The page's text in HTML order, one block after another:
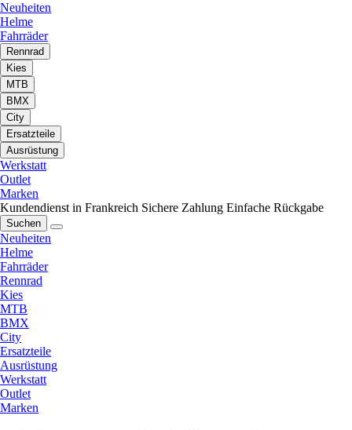
Neuheiten
Helme
Fahrräder
Rennrad
Kies
MTB
BMX
City
Ersatzteile
Ausrüstung
Werkstatt
Outlet
Marken
Kundendienst in Frankreich Sichere Zahlung Einfache Rückgabe
Suchen
Neuheiten
Helme
Fahrräder
Rennrad
Kies
MTB
BMX
City
Ersatzteile
Ausrüstung
Werkstatt
Outlet
Marken